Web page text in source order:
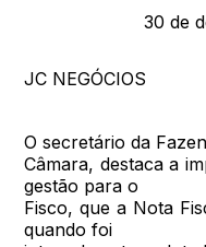
30 de
JC NEGÓCIOS
O secretário da
Câmara, destaca a
gestão para o
Fisco, que a Nota
quando foi